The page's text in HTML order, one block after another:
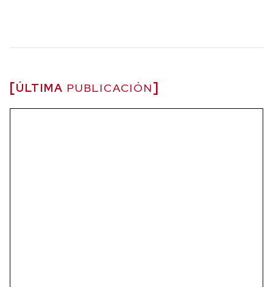
ÚLTIMA PUBLICACIÓN